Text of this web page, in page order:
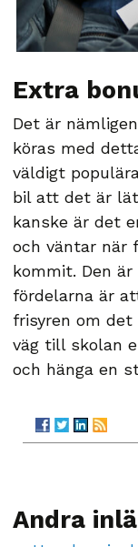
Extra
Det är
köras med
väldigt
bil att det är
kanske är det
och väntar när
kommit. Den är
fördelarna är
frisyren om det
väg till skolan
och hänga en
Andra